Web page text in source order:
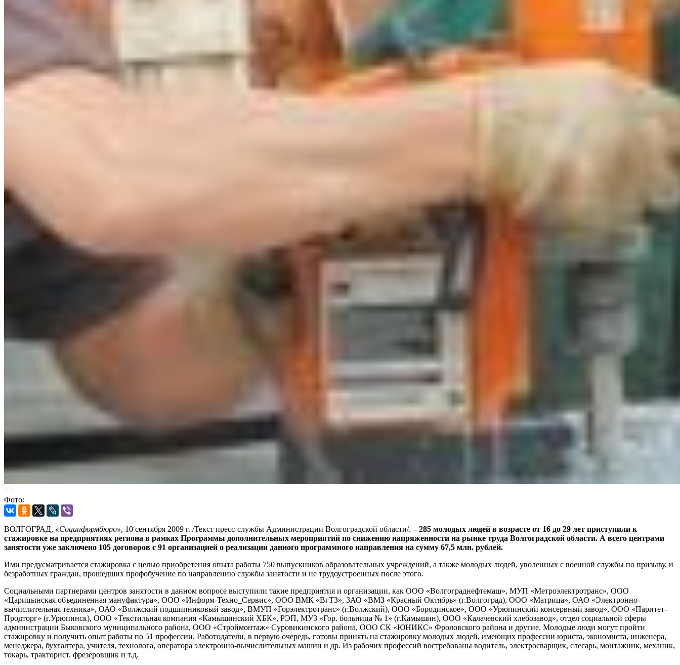
Фото:
ВОЛГОГРАД, «Социнформбюро», 10 сентября 2009 г. /Текст пресс-службы Администрации Волгоградской области/.– 285 молодых людей в возрасте от 16 до 29 лет приступили к
стажировке на предприятиях региона в рамках Программы дополнительных мероприятий по снижению напряженности на рынке труда Волгоградской области. А всего центрами
занятости уже заключено 105 договоров с 91 организацией о реализации данного программного направления на сумму 67,5 млн. рублей.
Ими предусматривается стажировка с целью приобретения опыта работы 750 выпускников образовательных учреждений, а также молодых людей, уволенных с военной службы по призыву, и
безработных граждан, прошедших профобучение по направлению службы занятости и не трудоустроенных после этого.
Социальными партнерами центров занятости в данном вопросе выступили такие предприятия и организации, как ООО «Волгограднефтемаш», МУП «Метроэлектротранс», ООО
«Царицынская объединенная мануфактура», ООО «Информ-Техно_Сервис», ООО ВМК «ВгТЗ», ЗАО «ВМЗ «Красный Октябрь» (г.Волгоград), ООО «Матрица», ОАО «Электронно-
вычислительная техника», ОАО «Волжский подшипниковый завод», ВМУП «Горэлектротранс» (г.Волжский), ООО «Бородинское», ООО «Урюпинский консервный завод», ООО «Паритет-
Продторг» (г.Урюпинск), ООО «Текстильная компания «Камышинский ХБК», РЭП, МУЗ «Гор. больница № 1» (г.Камышин), ООО «Калачевский хлебозавод», отдел социальной сферы
администрации Быковского муниципального района, ООО «Строймонтаж» Суровикинского района, ООО СК «ЮНИКС» Фроловского района и другие. Молодые люди могут пройти
стажировку и получить опыт работы по 51 профессии. Работодатели, в первую очередь, готовы принять на стажировку молодых людей, имеющих профессии юриста, экономиста, инженера,
менеджера, бухгалтера, учителя, технолога, оператора электронно-вычислительных машин и др. Из рабочих профессий востребованы водитель, электросварщик, слесарь, монтажник, механик,
токарь, тракторист, фрезеровщик и т.д.